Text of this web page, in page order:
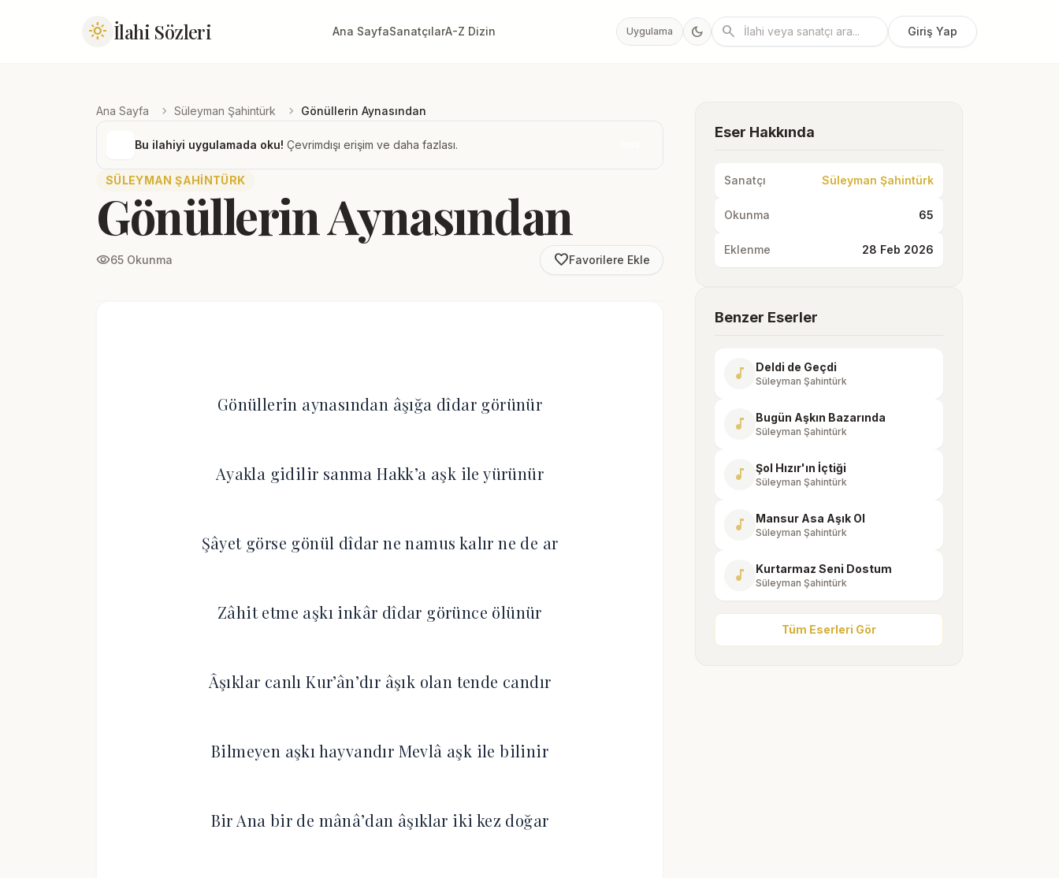
light_mode İlahi Sözleri Ana SayfaSanatçılarA-Z Dizin Uygulama dark_mode search Giriş Yap
Ana Sayfa chevron_right Süleyman Şahintürk chevron_right Gönüllerin Aynasından
Bu ilahiyi uygulamada oku! Çevrimdışı erişim ve daha fazlası.
SÜLEYMAN ŞAHINTÜRK
Gönüllerin Aynasından
visibility65 Okunma favorite_borderFavorilere Ekle
Gönüllerin aynasından âşığa dîdar görünür
Ayakla gidilir sanma Hakk’a aşk ile yürünür
Şâyet görse gönül dîdar ne namus kalır ne de ar
Zâhit etme aşkı inkâr dîdar görünce ölünür
Âşıklar canlı Kur’ân’dır âşık olan tende candır
Bilmeyen aşkı hayvandır Mevlâ aşk ile bilinir
Bir Ana bir de mânâ’dan âşıklar iki kez doğar
Eser Hakkında
Sanatçı Süleyman Şahintürk
Okunma 65
Eklenme 28 Feb 2026
Benzer Eserler
music_note Deldi de Geçdi
Süleyman Şahintürk
music_note Bugün Aşkın Bazarında
Süleyman Şahintürk
music_note Şol Hızır'ın İçtiği
Süleyman Şahintürk
music_note Mansur Asa Aşık Ol
Süleyman Şahintürk
music_note Kurtarmaz Seni Dostum
Süleyman Şahintürk
Tüm Eserleri Gör